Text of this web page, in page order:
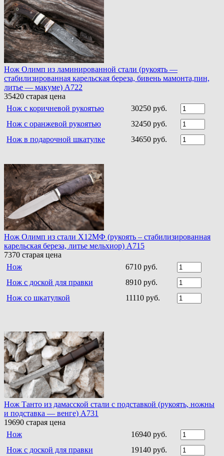
Нож Олимп из ламинированной стали (рукоять —
стабилизированная карельская береза, бивень мамонта,пин,
литье — макуме) A722
35420 старая цена
Нож c коричневой рукоятью
30250 руб.
Нож с оранжевой рукоятью
32450 руб.
Нож в подарочной шкатулке
34650 руб.
Нож Олимп из стали Х12МФ (рукоять – стабилизированная
карельская береза, литье мельхиор) A715
7370 старая цена
Нож
6710 руб.
Нож с доской для правки
8910 руб.
Нож со шкатулкой
11110 руб.
Нож Танто из дамасской стали c подставкой (рукоять, ножны
и подставка — венге) A731
19690 старая цена
Нож
16940 руб.
Нож с доской для правки
19140 руб.